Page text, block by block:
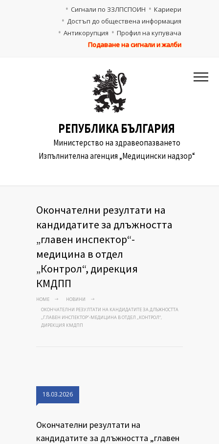
Кариери
Сигнали по ЗЗЛПСПОИН
Достъп до обществена информация
Профил на купувача
Антикорупция
Подаване на сигнали и жалби
РЕПУБЛИКА БЪЛГАРИЯ
Министерство на здравеопазването
Изпълнителна агенция „Медицински надзор“
Окончателни резултати на
кандидатите за длъжността
„главен инспектор“-
медицина в отдел
„Контрол“, дирекция
КМДПП
HOME
НОВИНИ
ОКОНЧАТЕЛНИ РЕЗУЛТАТИ НА КАНДИДАТИТЕ ЗА ДЛЪЖНОСТТА
„ГЛАВЕН ИНСПЕКТОР“-МЕДИЦИНА В ОТДЕЛ „КОНТРОЛ“,
ДИРЕКЦИЯ КМДПП
18.03.2026
Окончателни резултати на
кандидатите за длъжността „главен